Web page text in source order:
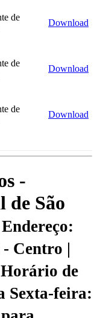
de
Download
de
Download
de
Download
-
São
Endereço:
Centro |
Horário de
Sexta-feira: